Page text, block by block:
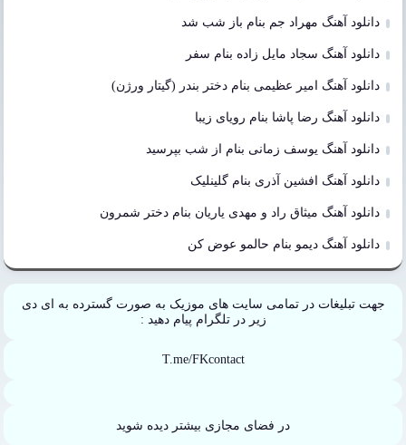
دانلود آهنگ مهراد جم بنام باز شب شد
دانلود آهنگ سجاد مایل زاده بنام سفر
دانلود آهنگ امیر عظیمی بنام دختر بندر (گیتار ورژن)
دانلود آهنگ رضا پاشا بنام رویای زیبا
دانلود آهنگ یوسف زمانی بنام از شب بپرسید
دانلود آهنگ افشین آذری بنام گلینلیک
دانلود آهنگ میثاق راد و مهدی یاریان بنام دختر شمرون
دانلود آهنگ دیمو بنام حالمو عوض کن
جهت تبلیغات در تمامی سایت های موزیک به صورت گسترده به ای دی
زیر در تلگرام پیام دهید :
T.me/FKcontact
در فضای مجازی بیشتر دیده شوید